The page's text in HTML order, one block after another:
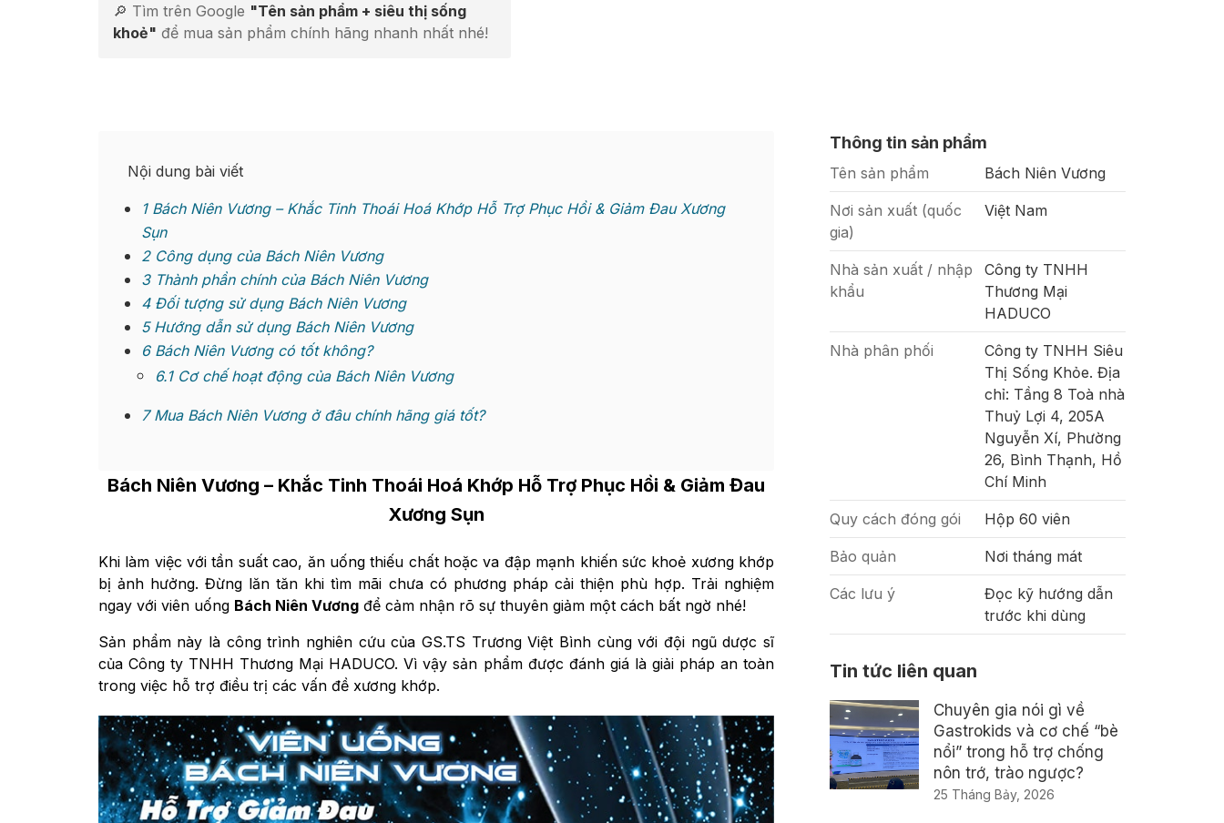
🔎 Tìm trên Google "Tên sản phẩm + siêu thị sống
khoẻ" để mua sản phẩm chính hãng nhanh nhất nhé!
Nội dung bài viết
1Bách Niên Vương – Khắc Tinh Thoái Hoá Khớp Hỗ Trợ Phục Hồi & Giảm Đau Xương
Sụn
2Công dụng của Bách Niên Vương
3Thành phần chính của Bách Niên Vương
4Đối tượng sử dụng Bách Niên Vương
5Hướng dẫn sử dụng Bách Niên Vương
6Bách Niên Vương có tốt không?
6.1Cơ chế hoạt động của Bách Niên Vương
7Mua Bách Niên Vương ở đâu chính hãng giá tốt?
Bách Niên Vương – Khắc Tinh Thoái Hoá Khớp Hỗ Trợ Phục Hồi & Giảm Đau
Xương Sụn
Khi làm việc với tần suất cao, ăn uống thiếu chất hoặc va đập mạnh khiến sức khoẻ xương khớp
bị ảnh hưởng. Đừng lăn tăn khi tìm mãi chưa có phương pháp cải thiện phù hợp. Trải nghiệm
ngay với viên uống Bách Niên Vương để cảm nhận rõ sự thuyên giảm một cách bất ngờ nhé!
Sản phẩm này là công trình nghiên cứu của GS.TS Trương Việt Bình cùng với đội ngũ dược sĩ
của Công ty TNHH Thương Mại HADUCO. Vì vậy sản phẩm được đánh giá là giải pháp an toàn
trong việc hỗ trợ điều trị các vấn đề xương khớp.
Thông tin sản phẩm
Tên sản phẩm Bách Niên Vương
Nơi sản xuất (quốc
gia)
Việt Nam
Nhà sản xuất / nhập
khẩu
Công ty TNHH
Thương Mại
HADUCO
Nhà phân phối
Công ty TNHH Siêu
Thị Sống Khỏe. Địa
chỉ: Tầng 8 Toà nhà
Thuỷ Lợi 4, 205A
Nguyễn Xí, Phường
26, Bình Thạnh, Hồ
Chí Minh
Quy cách đóng gói Hộp 60 viên
Bảo quản Nơi tháng mát
Các lưu ý
Đọc kỹ hướng dẫn
trước khi dùng
Tin tức liên quan
Chuyên gia nói gì về
Gastrokids và cơ chế “bè
nổi” trong hỗ trợ chống
nôn trớ, trào ngược?
25 Tháng Bảy, 2026